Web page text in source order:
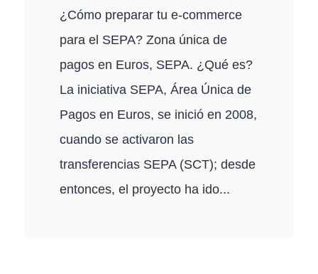
¿Cómo preparar tu e-commerce
para el SEPA? Zona única de
pagos en Euros, SEPA. ¿Qué es?
La iniciativa SEPA, Área Única de
Pagos en Euros, se inició en 2008,
cuando se activaron las
transferencias SEPA (SCT); desde
entonces, el proyecto ha ido...